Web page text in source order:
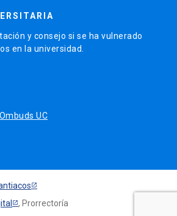
y consejo si se ha vulnerado
en la universidad.
UC
, Prorrectoría